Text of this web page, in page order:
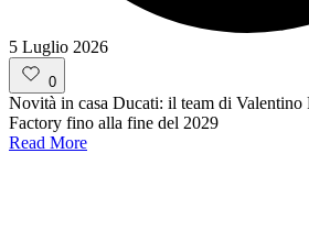
5 Luglio 2026
0
Novità in casa Ducati: il team di Valentino
Factory fino alla fine del 2029
Read More